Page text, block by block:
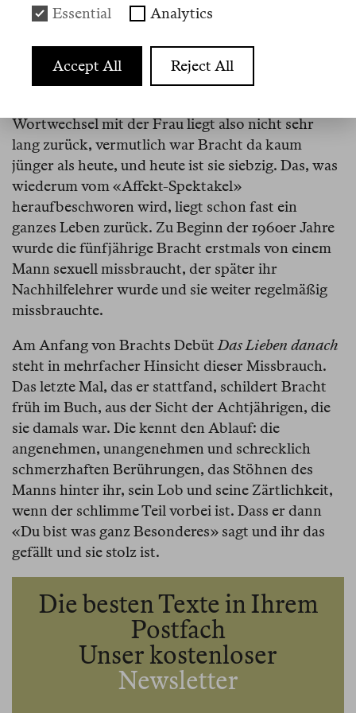
Diesmal wurde das «Affekt-Spektakel» von einer
Ferienclub zu Bracht an den Tisch gesetzt hat.
Bracht ist in diesen Club gefahren, um an einem
Wortwechsel mit der Frau liegt also nicht sehr
lang zurück, vermutlich war Bracht da kaum
jünger als heute, und heute ist sie siebzig. Das, was
wiederum vom «Affekt-Spektakel»
heraufbeschworen wird, liegt schon fast ein
ganzes Leben zurück. Zu Beginn der 1960er Jahre
wurde die fünfjährige Bracht erstmals von einem
Mann sexuell missbraucht, der später ihr
Nachhilfelehrer wurde und sie weiter regelmäßig
missbrauchte.
Am Anfang von Brachts DebütDas Lieben danach
steht in mehrfacher Hinsicht dieser Missbrauch.
Das letzte Mal, das er stattfand, schildert Bracht
früh im Buch, aus der Sicht der Achtjährigen, die
sie damals war. Die kennt den Ablauf: die
angenehmen, unangenehmen und schrecklich
schmerzhaften Berührungen, das Stöhnen des
Manns hinter ihr, sein Lob und seine Zärtlichkeit,
wenn der schlimme Teil vorbei ist. Dass er dann
«Du bist was ganz Besonderes» sagt und ihr das
gefällt und sie stolz ist.
Die besten Texte in Ihrem
Postfach
Unser kostenloser
Newsletter
Essential Analytics
Accept All Reject All